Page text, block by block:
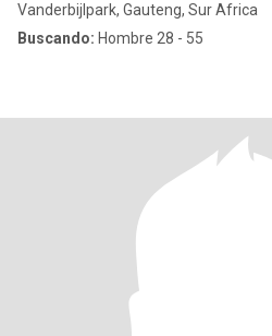
Vanderbijlpark, Gauteng, Sur Africa
Buscando: Hombre 28 - 55